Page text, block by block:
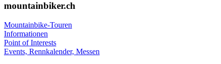
mountainbiker.ch
Mountainbike-Touren
Informationen
Point of Interests
Events, Rennkalender, Messen